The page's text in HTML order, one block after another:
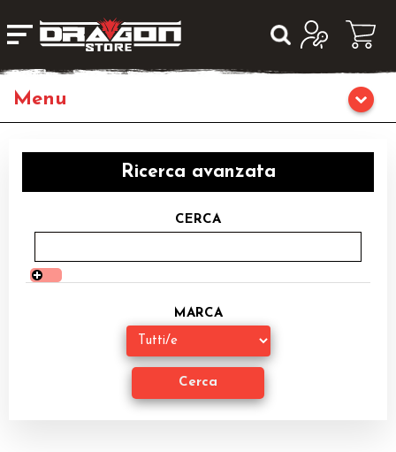
Giochi di Ruolo
Librigame
Editoria
Giochi di Carte Collezionabili
Ricerca avanzata
CERCA
MARCA